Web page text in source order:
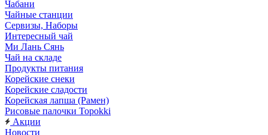
Чабани
Чайные станции
Сервизы, Наборы
Интересный чай
Ми Лань Сянь
Чай на складе
Продукты питания
Корейские снеки
Корейские сладости
Корейская лапша (Рамен)
Рисовые палочки Topokki
Акции
Новости